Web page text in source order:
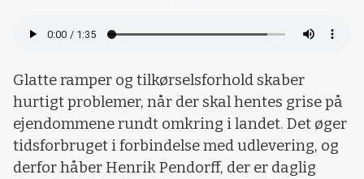
Glatte ramper og tilkørselsforhold skaber
hurtigt problemer, når der skal hentes grise på
ejendommene rundt omkring i landet. Det øger
tidsforbruget i forbindelse med udlevering, og
derfor håber Henrik Pendorff, der er daglig